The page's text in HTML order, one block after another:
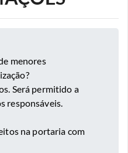
menores
Será permitido a
responsáveis.
na portaria com